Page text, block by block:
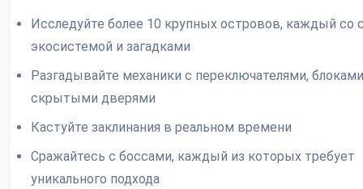
Исследуйте более 10 крупных островов, каждый со
экосистемой и загадками
Разгадывайте механики с переключателями,
скрытыми дверями
Кастуйте заклинания в реальном времени
Сражайтесь с боссами, каждый из которых требует
уникального подхода